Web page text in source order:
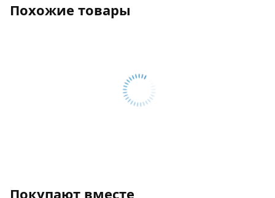
Похожие товары
Покупают вместе